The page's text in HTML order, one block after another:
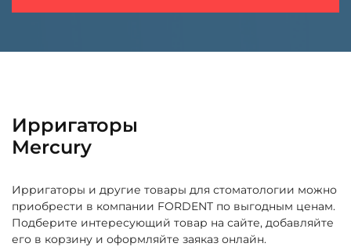
Ирригаторы
Mercury
Ирригаторы и другие товары для стоматологии можно
приобрести в компании FORDENT по выгодным ценам.
Подберите интересующий товар на сайте, добавляйте
его в корзину и оформляйте заяказ онлайн.